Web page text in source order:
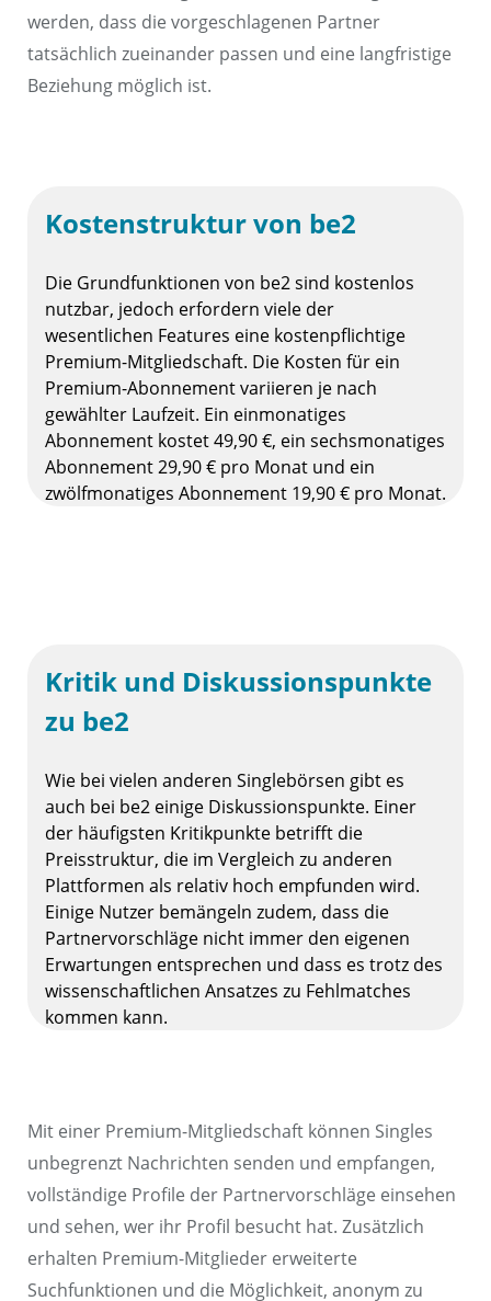
werden, dass die vorgeschlagenen Partner
tatsächlich zueinander passen und eine langfristige
Beziehung möglich ist.
Kostenstruktur von be2
Die Grundfunktionen von be2 sind kostenlos
nutzbar, jedoch erfordern viele der
wesentlichen Features eine kostenpflichtige
Premium-Mitgliedschaft. Die Kosten für ein
Premium-Abonnement variieren je nach
gewählter Laufzeit. Ein einmonatiges
Abonnement kostet 49,90 €, ein sechsmonatiges
Abonnement 29,90 € pro Monat und ein
zwölfmonatiges Abonnement 19,90 € pro Monat.
Kritik und Diskussionspunkte
zu be2
Wie bei vielen anderen Singlebörsen gibt es
auch bei be2 einige Diskussionspunkte. Einer
der häufigsten Kritikpunkte betrifft die
Preisstruktur, die im Vergleich zu anderen
Plattformen als relativ hoch empfunden wird.
Einige Nutzer bemängeln zudem, dass die
Partnervorschläge nicht immer den eigenen
Erwartungen entsprechen und dass es trotz des
wissenschaftlichen Ansatzes zu Fehlmatches
kommen kann.
Mit einer Premium-Mitgliedschaft können Singles
unbegrenzt Nachrichten senden und empfangen,
vollständige Profile der Partnervorschläge einsehen
und sehen, wer ihr Profil besucht hat. Zusätzlich
erhalten Premium-Mitglieder erweiterte
Suchfunktionen und die Möglichkeit, anonym zu